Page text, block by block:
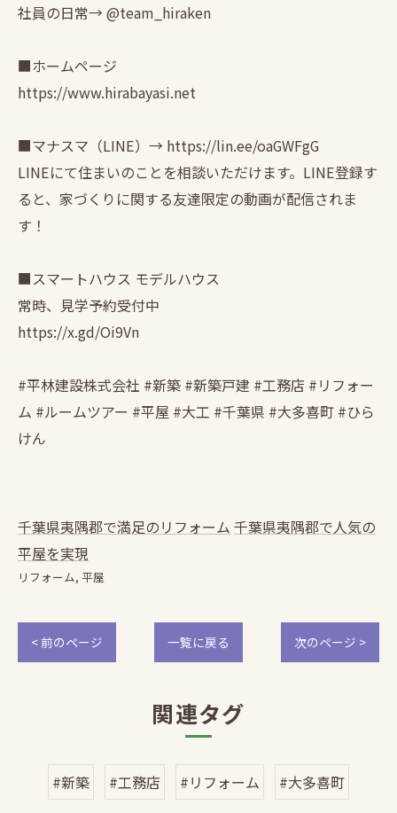
社員の日常→ @team_hiraken
■ホームページ
https://www.hirabayasi.net
■マナスマ（LINE）→ https://lin.ee/oaGWFgG
LINEにて住まいのことを相談いただけます。LINE登録す
ると、家づくりに関する友達限定の動画が配信されま
す！
■スマートハウス モデルハウス
常時、見学予約受付中
https://x.gd/Oi9Vn
#平林建設株式会社 #新築 #新築戸建 #工務店 #リフォー
ム #ルームツアー #平屋 #大工 #千葉県 #大多喜町 #ひら
けん
千葉県夷隅郡で満足のリフォーム 千葉県夷隅郡で人気の
平屋を実現
リフォーム 平屋
< 前のページ 一覧に戻る 次のページ >
関連タグ
#新築 #工務店 #リフォーム #大多喜町